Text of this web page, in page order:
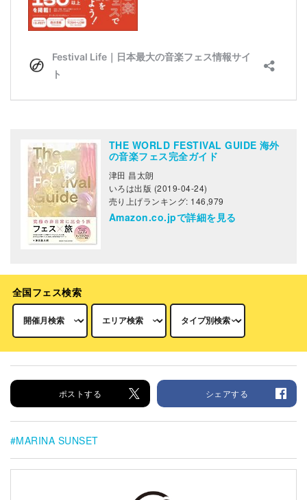
THE WORLD FESTIVAL GUIDE 海外
の音楽フェス完全ガイド
津田 昌太朗
いろは出版 (2019-04-24)
売り上げランキング: 146,979
Amazon.co.jpで詳細を見る
全国フェス検索
ポストする シェアする
MARINA SUNSET